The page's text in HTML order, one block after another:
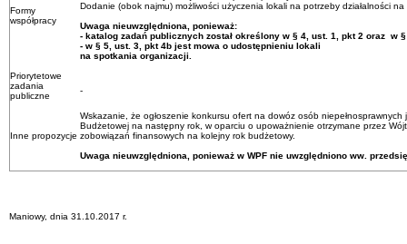
Formy
współpracy
Dodanie (obok najmu) możliwości użyczenia lokali na potrzeby działalności
Uwaga nieuwzględniona, ponieważ:
- katalog zadań publicznych został określony w § 4, ust. 1, pkt 2 oraz w
- w § 5, ust. 3, pkt 4b jest mowa o udostępnieniu lokali
na spotkania organizacji.
Priorytetowe
zadania
publiczne
-
Inne propozycje
Wskazanie, że ogłoszenie konkursu ofert na dowóz osób niepełnosprawnych
Budżetowej na następny rok, w oparciu o upoważnienie otrzymane przez
zobowiązań finansowych na kolejny rok budżetowy.
Uwaga nieuwzględniona, ponieważ w WPF nie uwzględniono ww.
Maniowy, dnia 31.10.2017 r.